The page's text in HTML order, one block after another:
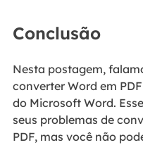
Conclusão
Nesta postagem,
converter Word em
do Microsoft Word.
seus problemas de
PDF, mas você não